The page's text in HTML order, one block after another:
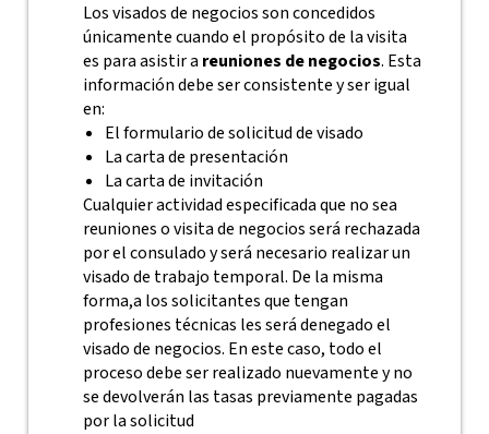
Los visados de negocios son concedidos
únicamente cuando el propósito de la visita
es para asistir a reuniones de negocios. Esta
información debe ser consistente y ser igual
en:
El formulario de solicitud de visado
La carta de presentación
La carta de invitación
Cualquier actividad especificada que no sea
reuniones o visita de negocios será rechazada
por el consulado y será necesario realizar un
visado de trabajo temporal. De la misma
forma,a los solicitantes que tengan
profesiones técnicas les será denegado el
visado de negocios. En este caso, todo el
proceso debe ser realizado nuevamente y no
se devolverán las tasas previamente pagadas
por la solicitud